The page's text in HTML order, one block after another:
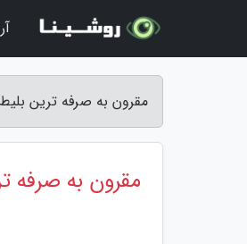
مقرون به صرفه ترین
مقرون به صرفه